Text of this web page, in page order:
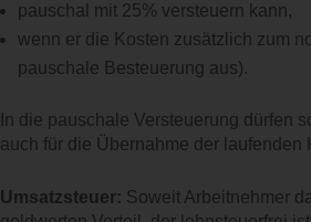
pauschal mit 25% versteuern kann,
wenn er die Kosten zusätzlich zum
pauschale Besteuerung aus).
In die pauschale Versteuerung dürfen
auch für die Übernahme der
Umsatzsteuer: Soweit Arbeitnehmer